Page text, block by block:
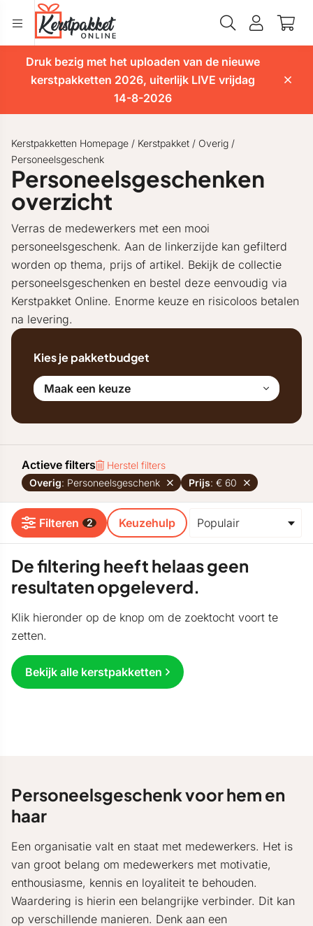
Druk bezig met het uploaden van de nieuwe
kerstpakketten 2026, uiterlijk LIVE vrijdag
14-8-2026
Kerstpakketten Homepage / Kerstpakket / Overig /
Personeelsgeschenk
Personeelsgeschenken
overzicht
Verras de medewerkers met een mooi
personeelsgeschenk. Aan de linkerzijde kan gefilterd
worden op thema, prijs of artikel. Bekijk de collectie
personeelsgeschenken en bestel deze eenvoudig via
Kerstpakket Online. Enorme keuze en risicoloos betalen
na levering.
Kies je pakketbudget
Maak een keuze
Actieve filters
Herstel filters
Overig: Personeelsgeschenk Prijs: € 60
Filteren 2 Keuzehulp
De filtering heeft helaas geen
resultaten opgeleverd.
Klik hieronder op de knop om de zoektocht voort te
zetten.
Bekijk alle kerstpakketten
Personeelsgeschenk voor hem en
haar
Een organisatie valt en staat met medewerkers. Het is
van groot belang om medewerkers met motivatie,
enthousiasme, kennis en loyaliteit te behouden.
Waardering is hierin een belangrijke verbinder. Dit kan
op verschillende manieren. Denk aan een